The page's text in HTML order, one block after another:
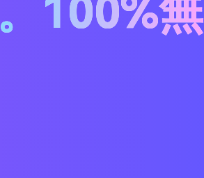
ネレーター を使用
め、ここでは最
100%無